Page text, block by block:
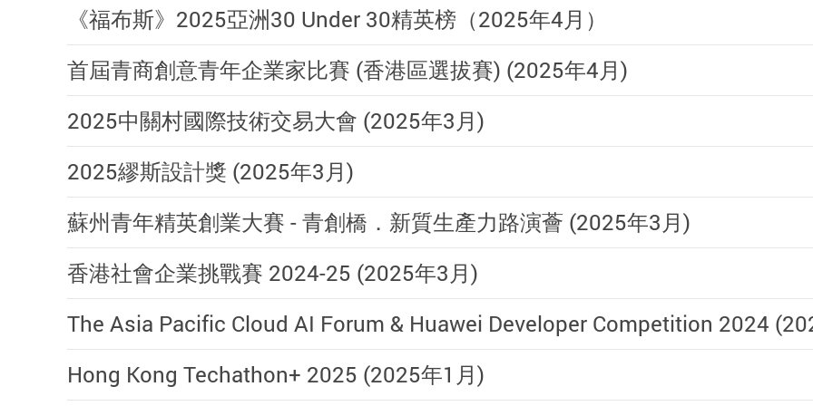
《福布斯》2025亞洲30 Under 30精英榜（2025年4月）
首屆青商創意青年企業家比賽 (香港區選拔賽) (2025年4月)
2025中關村國際技術交易大會 (2025年3月)
2025繆斯設計獎 (2025年3月)
蘇州青年精英創業大賽 - 青創橋．新質生產力路演薈 (2025年3月)
香港社會企業挑戰賽 2024-25 (2025年3月)
The Asia Pacific Cloud AI Forum & Huawei Developer Competition 2024
Hong Kong Techathon+ 2025 (2025年1月)